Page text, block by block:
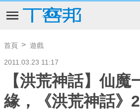
首頁 遊戲
2011.03.23 11:17
【洪荒神話】仙魔
緣，《洪荒神話》